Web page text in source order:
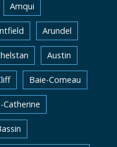
Amqui
Arundel
Austin
Baie-Comeau
Catherine